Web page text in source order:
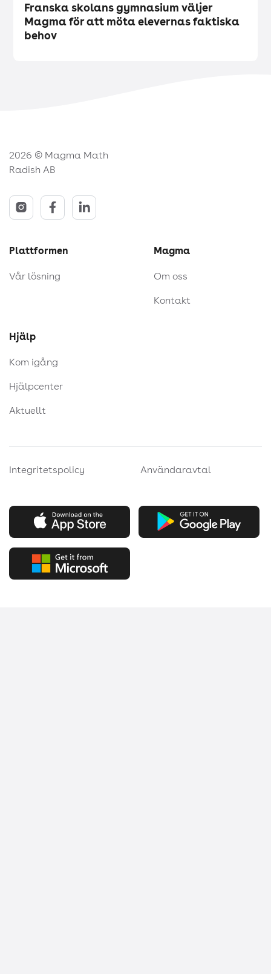
Franska skolans gymnasium väljer
Magma för att möta elevernas faktiska
behov
2026 © Magma Math
Radish AB
Plattformen
Vår lösning
Magma
Om oss
Kontakt
Hjälp
Kom igång
Hjälpcenter
Aktuellt
Integritetspolicy Användaravtal